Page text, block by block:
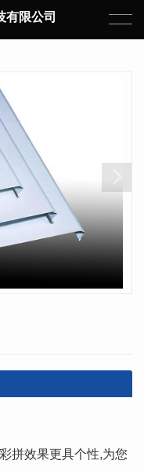
有限公司
拼效果更具个性,为您